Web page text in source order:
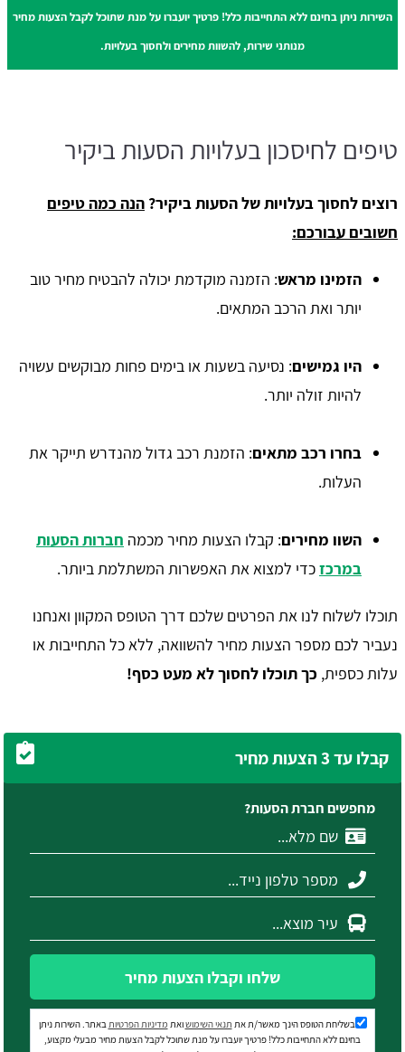
השירות ניתן בחינם ללא התחייבות כלל! פרטיך יועברו על מנת שתוכל לקבל הצעות מחיר
מנותני שירות, להשוות מחירים ולחסוך בעלויות.
טיפים לחיסכון בעלויות הסעות ביקיר
רוצים לחסוך בעלויות של הסעות ביקיר? הנה כמה טיפים
חשובים עבורכם:
הזמינו מראש: הזמנה מוקדמת יכולה להבטיח מחיר טוב
יותר ואת הרכב המתאים.
היו גמישים: נסיעה בשעות או בימים פחות מבוקשים עשויה
להיות זולה יותר.
בחרו רכב מתאים: הזמנת רכב גדול מהנדרש תייקר את
העלות.
השוו מחירים: קבלו הצעות מחיר מכמה חברות הסעות
במרכזכדי למצוא את האפשרות המשתלמת ביותר.
תוכלו לשלוח לנו את הפרטים שלכם דרך הטופס המקוון ואנחנו
נעביר לכם מספר הצעות מחיר להשוואה, ללא כל התחייבות או
עלות כספית, כך תוכלו לחסוך לא מעט כסף!
קבלו עד 3 הצעות מחיר
מחפשים חברת הסעות?
שלחו וקבלו הצעות מחיר
בשליחת הטופס הינך מאשר/ת את תנאי השימושואת מדיניות הפרטיותבאתר. השירות ניתן
בחינם ללא התחייבות כלל! פרטיך יועברו על מנת שתוכל לקבל הצעות מחיר מבעלי מקצוע,